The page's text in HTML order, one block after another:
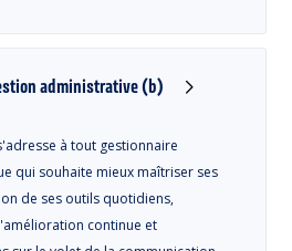
administrative (b)
à tout gestionnaire
qui souhaite mieux maîtriser ses
de ses outils quotidiens,
continue et